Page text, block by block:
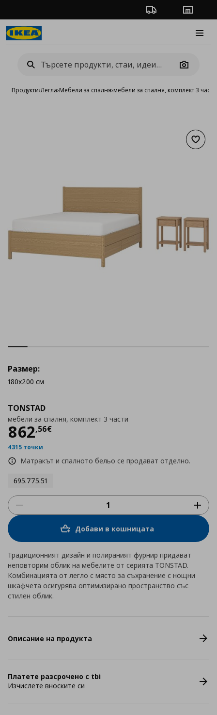
Проследяване на
Camera
Продукти›Легла›Мебели за спалня›мебели за спалня, комплект 3 части
TONSTAD
мебели за спалня, комплект 3 части
862,56€
Цена862,56 €
4315 точки
Матракът и спалното бельо се продават отделно.
695.775.51
Размер:
180x200 см
Добави в кошницата
Традиционният дизайн и полираният фурнир придават
неповторим облик на мебелите от серията TONSTAD.
Комбинацията от легло с място за съхранение с нощни
шкафчета осигурява оптимизирано пространство със
стилен облик.
Описание на продукта
Платете разсрочено с tbi
Изчислете вноските си